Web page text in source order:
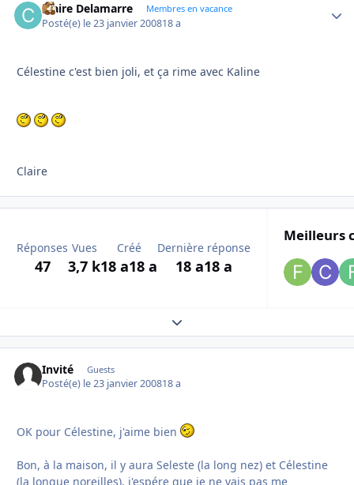
Claire Delamarre Membres en vacance
Posté(e) le 23 janvier 200818 a
Célestine c'est bien joli, et ça rime avec Kaline
Claire
Réponses
47
Vues
3,7 k
Créé
18 a18 a
Dernière réponse
18 a18 a
Meilleurs
Expand topic overview
Invité Guests
Posté(e) le 23 janvier 200818 a
OK pour Célestine, j'aime bien
Bon, à la maison, il y aura Seleste (la long nez) et Célestine
(la longue noreilles), j'espére que je ne vais pas me